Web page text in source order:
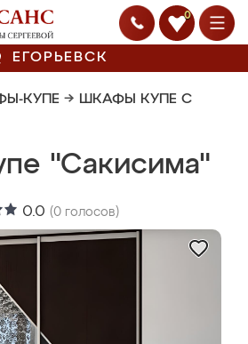
0
ЕГОРЬЕВСК
КУПЕ → ШКАФЫ КУПЕ С
"Сакисима"
0.0 (0 голосов)